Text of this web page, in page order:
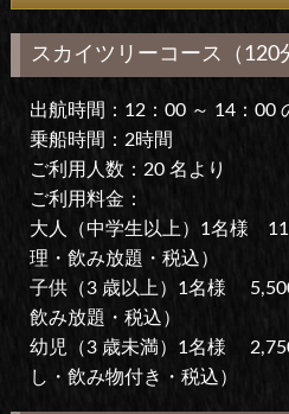
スカイツリーコース（120
出航時間：12：00 ～ 14：00
乗船時間：2時間
ご利用人数：20 名より
ご利用料金：
大人（中学生以上）1名様
理・飲み放題・税込）
子供（3 歳以上）1名様
飲み放題・税込）
幼児（3 歳未満）1名様
し・飲み物付き・税込）